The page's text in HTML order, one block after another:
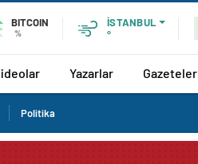
BITCOIN
%
İSTANBUL
°
Yazarlar Gazeteler
Politika